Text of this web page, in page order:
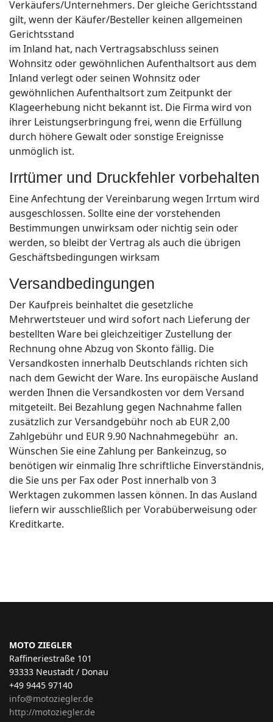
Verkäufers/Unternehmers. Der gleiche Gerichtsstand
gilt, wenn der Käufer/Besteller keinen allgemeinen
Gerichtsstand
im Inland hat, nach Vertragsabschluss seinen
Wohnsitz oder gewöhnlichen Aufenthaltsort aus dem
Inland verlegt oder seinen Wohnsitz oder
gewöhnlichen Aufenthaltsort zum Zeitpunkt der
Klageerhebung nicht bekannt ist. Die Firma wird von
ihrer Leistungserbringung frei, wenn die Erfüllung
durch höhere Gewalt oder sonstige Ereignisse
unmöglich ist.
Irrtümer und Druckfehler vorbehalten
Eine Anfechtung der Vereinbarung wegen Irrtum wird
ausgeschlossen. Sollte eine der vorstehenden
Bestimmungen unwirksam oder nichtig sein oder
werden, so bleibt der Vertrag als auch die übrigen
Geschäftsbedingungen wirksam
Versandbedingungen
Der Kaufpreis beinhaltet die gesetzliche
Mehrwertsteuer und wird sofort nach Lieferung der
bestellten Ware bei gleichzeitiger Zustellung der
Rechnung ohne Abzug von Skonto fällig. Die
Versandkosten innerhalb Deutschlands richten sich
nach dem Gewicht der Ware. Ins europäische Ausland
werden Ihnen die Versandkosten vor dem Versand
mitgeteilt. Bei Bezahlung gegen Nachnahme fallen
zusätzlich zur Versandgebühr noch ab EUR 2,00
Zahlgebühr und EUR 9.90 Nachnahmegebühr an.
Wünschen Sie eine Zahlung per Bankeinzug, so
benötigen wir einmalig Ihre schriftliche Einverständnis,
die Sie uns per Fax oder Post innerhalb von 3
Werktagen zukommen lassen können. In das Ausland
liefern wir ausschließlich per Vorabüberweisung oder
Kreditkarte.
MOTO ZIEGLER
Raffineriestraße 101
93333 Neustadt / Donau
+49 9445 97140
info@motoziegler.de
http://motoziegler.de